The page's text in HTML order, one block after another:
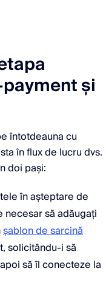
și
întotdeauna cu
în flux de lucru dvs.
doi pași:
în așteptare de
necesar să adăugați
șablon de sarcină
solicitându-i să
să îl conecteze la